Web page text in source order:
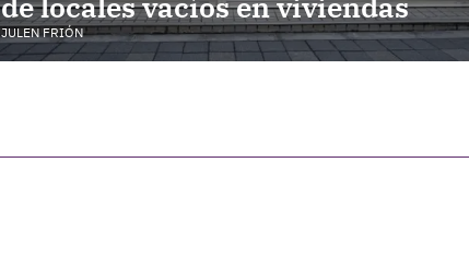
JULEN FRIÓN